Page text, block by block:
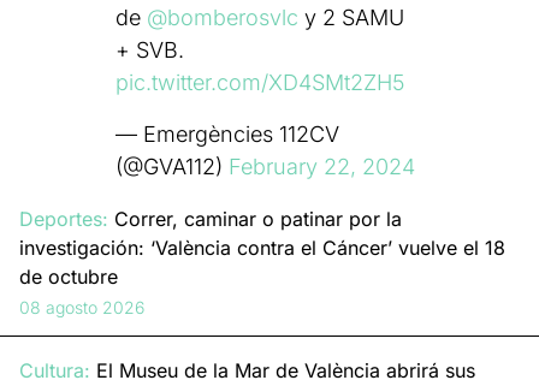
de @bomberosvlc y 2 SAMU
+ SVB.
pic.twitter.com/XD4SMt2ZH5
— Emergències 112CV
(@GVA112) February 22, 2024
Deportes: Correr, caminar o patinar por la
investigación: ‘València contra el Cáncer’ vuelve el 18
de octubre
08 agosto 2026
Cultura: El Museu de la Mar de València abrirá sus